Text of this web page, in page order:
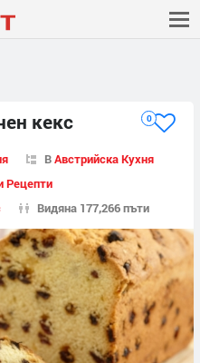
кекс 0
ВАвстрийска Кухня
Рецепти
Видяна 177,266 пъти